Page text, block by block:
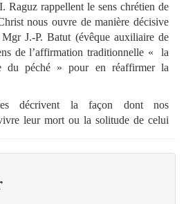
Raguz rappellent le sens chrétien de
nous ouvre de manière décisive
J.-P. Batut (évêque auxiliaire de
de l’affirmation traditionnelle « la
du péché » pour en réaffirmer la
décrivent la façon dont nos
leur mort ou la solitude de celui
de Vienne, édition allemande de
de Paris-IV -Sorbonne, et
catholique de Paris).